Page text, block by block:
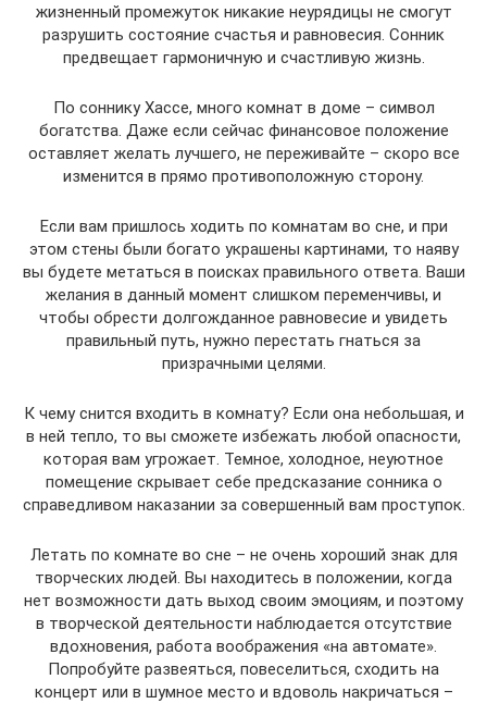
жизненный промежуток никакие неурядицы не смогут
разрушить состояние счастья и равновесия. Сонник
предвещает гармоничную и счастливую жизнь.
По соннику Хассе, много комнат в доме – символ
богатства. Даже если сейчас финансовое положение
оставляет желать лучшего, не переживайте – скоро все
изменится в прямо противоположную сторону.
Если вам пришлось ходить по комнатам во сне, и при
этом стены были богато украшены картинами, то наяву
вы будете метаться в поисках правильного ответа. Ваши
желания в данный момент слишком переменчивы, и
чтобы обрести долгожданное равновесие и увидеть
правильный путь, нужно перестать гнаться за
призрачными целями.
К чему снится входить в комнату? Если она небольшая, и
в ней тепло, то вы сможете избежать любой опасности,
которая вам угрожает. Темное, холодное, неуютное
помещение скрывает себе предсказание сонника о
справедливом наказании за совершенный вам проступок.
Летать по комнате во сне – не очень хороший знак для
творческих людей. Вы находитесь в положении, когда
нет возможности дать выход своим эмоциям, и поэтому
в творческой деятельности наблюдается отсутствие
вдохновения, работа воображения «на автомате».
Попробуйте развеяться, повеселиться, сходить на
концерт или в шумное место и вдоволь накричаться –